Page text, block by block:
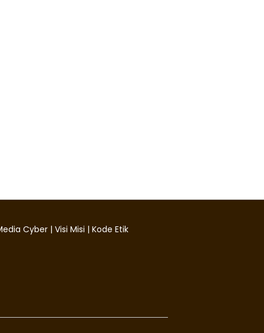
Cyber | Visi Misi | Kode Etik